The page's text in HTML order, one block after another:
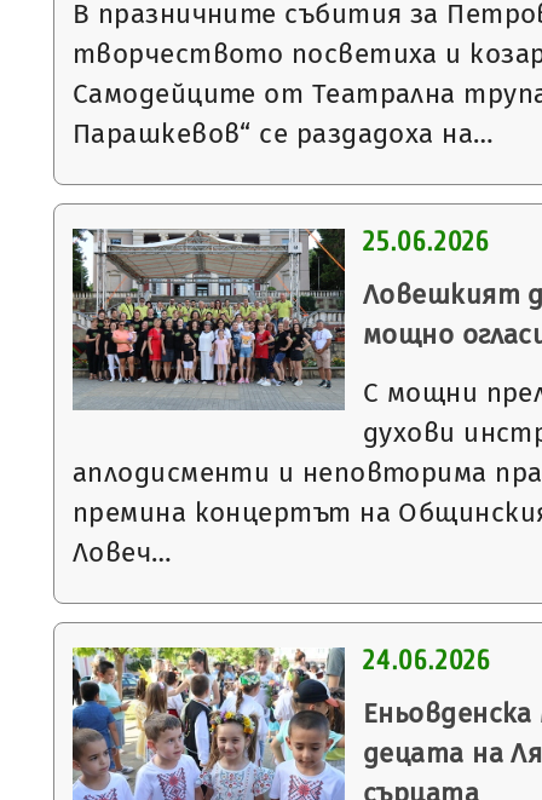
В празничните събития за
творчеството посветиха и
Самодейците от Театрална
Парашкевов“ се раздадоха на…
25.06.2026
Ловешкият
мощно
С мощни
духови
аплодисменти и неповторима
премина концертът на
Ловеч…
24.06.2026
децата на
сърцата